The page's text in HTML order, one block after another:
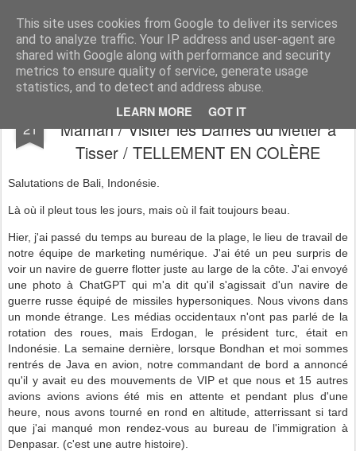
This site uses cookies from Google to deliver its services
and to analyze traffic. Your IP address and user-agent are
shared with Google along with performance and security
metrics to ensure quality of service, generate usage
statistics, and to detect and address abuse.
LEARN MORE GOT IT
AWGifts France
Home
21
Nouvelles AW de David : Je suis Désolé
Maman / Visiter les Dames du Métier à
Tisser / TELLEMENT EN COLÈRE
Salutations de Bali, Indonésie.
Là où il pleut tous les jours, mais où il fait toujours beau.
Hier, j'ai passé du temps au bureau de la plage, le lieu de travail de
notre équipe de marketing numérique. J'ai été un peu surpris de
voir un navire de guerre flotter juste au large de la côte. J'ai envoyé
une photo à ChatGPT qui m'a dit qu'il s'agissait d'un navire de
guerre russe équipé de missiles hypersoniques. Nous vivons dans
un monde étrange. Les médias occidentaux n'ont pas parlé de la
rotation des roues, mais Erdogan, le président turc, était en
Indonésie. La semaine dernière, lorsque Bondhan et moi sommes
rentrés de Java en avion, notre commandant de bord a annoncé
qu'il y avait eu des mouvements de VIP et que nous et 15 autres
avions avions avions été mis en attente et pendant plus d'une
heure, nous avons tourné en rond en altitude, atterrissant si tard
que j'ai manqué mon rendez-vous au bureau de l'immigration à
Denpasar. (c'est une autre histoire).